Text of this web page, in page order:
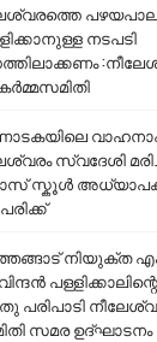
നടപടി
സ്വദേശി
സ്കൂൾ
നിയുക്ത
പരിപാടി
സമര ഉദ്ഘാടനം